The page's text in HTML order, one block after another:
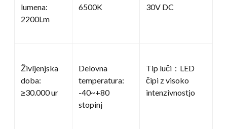
lumena:
2200Lm
6500K
30V DC
Življenjska
doba:
≥30.000 ur
Delovna
temperatura:
-40~+80
stopinj
Tip luči：LED
čipi z visoko
intenzivnostjo